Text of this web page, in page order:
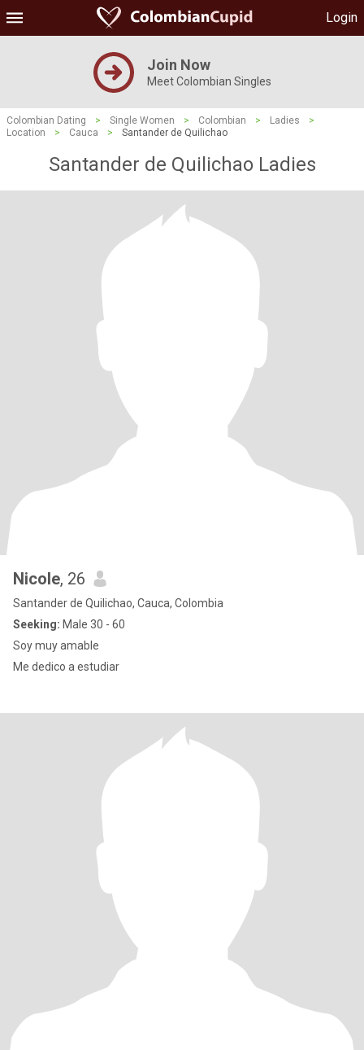
Login
Join Now
Meet Colombian Singles
Colombian Dating > Single Women > Colombian > Ladies
>
Location
> Cauca > Santander de Quilichao
Santander de Quilichao Ladies
Nicole, 26
Santander de Quilichao, Cauca, Colombia
Seeking: Male 30 - 60
Soy muy amable
Me dedico a estudiar